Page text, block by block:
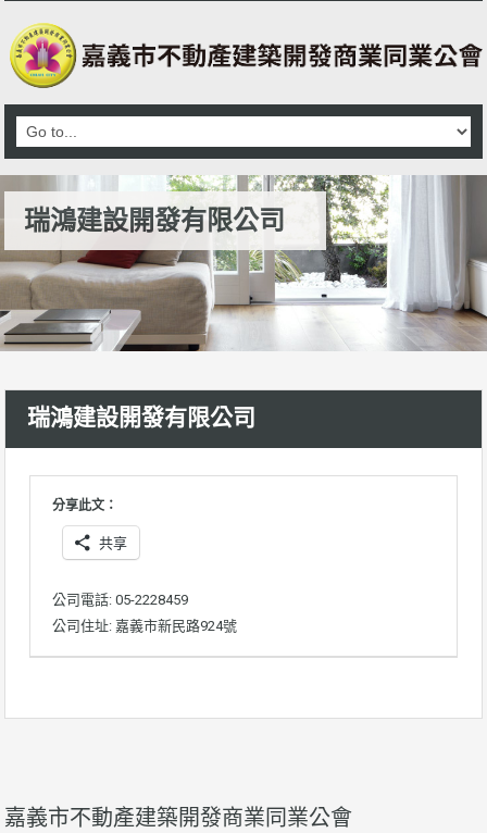
瑞鴻建設開發有限公司
瑞鴻建設開發有限公司
分享此文：
共享
公司電話: 05-2228459
公司住址: 嘉義市新民路924號
嘉義市不動產建築開發商業同業公會